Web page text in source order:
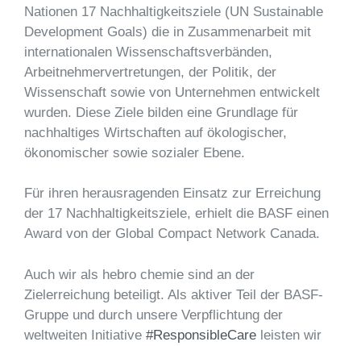
Nationen 17 Nachhaltigkeitsziele (UN Sustainable
Development Goals) die in Zusammenarbeit mit
internationalen Wissenschaftsverbänden,
Arbeitnehmervertretungen, der Politik, der
Wissenschaft sowie von Unternehmen entwickelt
wurden. Diese Ziele bilden eine Grundlage für
nachhaltiges Wirtschaften auf ökologischer,
ökonomischer sowie sozialer Ebene.
Für ihren herausragenden Einsatz zur Erreichung
der 17 Nachhaltigkeitsziele, erhielt die BASF einen
Award von der Global Compact Network Canada.
Auch wir als hebro chemie sind an der
Zielerreichung beteiligt. Als aktiver Teil der BASF-
Gruppe und durch unsere Verpflichtung der
weltweiten Initiative #ResponsibleCare leisten wir